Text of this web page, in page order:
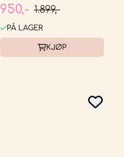
950,- 1.899,-
PÅ LAGER
KJØP